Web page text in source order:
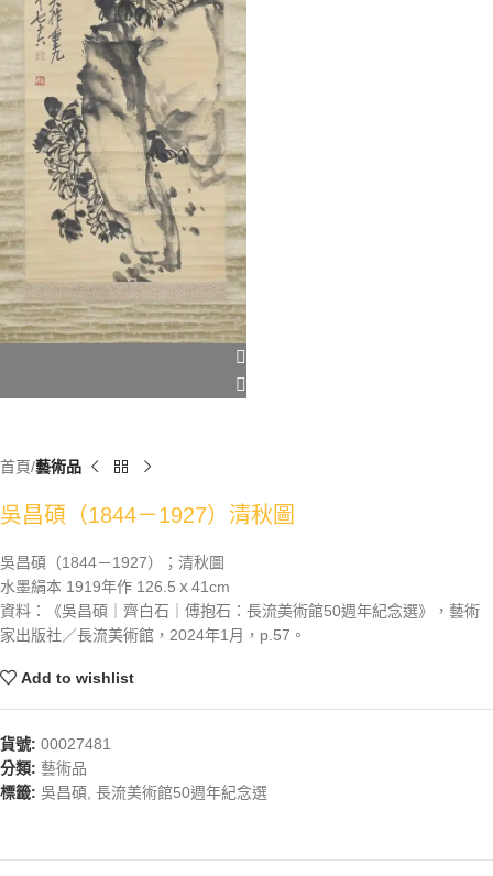
首頁 藝術品
吳昌碩（1844－1927）清秋圖
吳昌碩（1844－1927）；清秋圖
水墨絹本 1919年作 126.5ｘ41cm
資料：《吳昌碩｜齊白石｜傅抱石：長流美術館50週年紀念選》，藝術
家出版社／長流美術館，2024年1月，p.57。
Add to wishlist
貨號: 00027481
分類: 藝術品
標籤: 吳昌碩, 長流美術館50週年紀念選